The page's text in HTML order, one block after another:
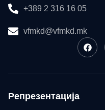
+389 2 316 16 05
vfmkd@vfmkd.mk
Репрезентација